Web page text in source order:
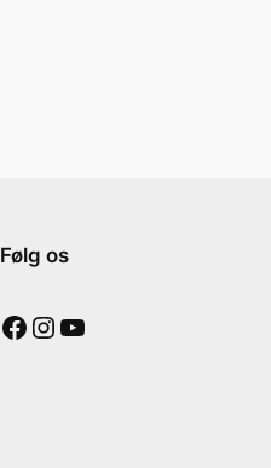
Følg os
Facebook Instagram YouTube